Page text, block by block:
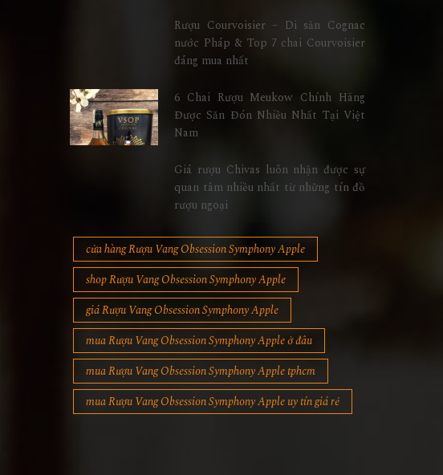
Rượu Courvoisier – Di sản Cognac
nước Pháp & Top 7 chai Courvoisier
đáng mua nhất
6 Chai Rượu Meukow Chính Hãng
Được Săn Đón Nhiều Nhất Tại Việt
Nam
Giá rượu Chivas luôn nhận được sự
quan tâm nhiều nhất từ những tín đồ
rượu ngoại
cửa hàng Rượu Vang Obsession Symphony Apple
shop Rượu Vang Obsession Symphony Apple
giá Rượu Vang Obsession Symphony Apple
mua Rượu Vang Obsession Symphony Apple ở đâu
mua Rượu Vang Obsession Symphony Apple tphcm
mua Rượu Vang Obsession Symphony Apple uy tín giá rẻ